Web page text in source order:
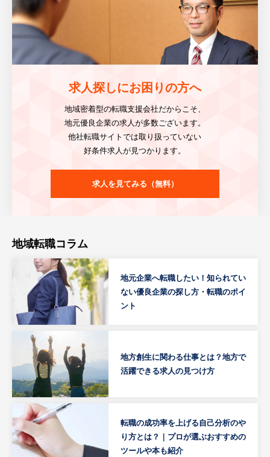
求人探しにお困りの方へ
地域密着型の転職支援会社だからこそ、
地元優良企業の求人が多数ございます。
他社転職サイトでは取り扱っていない
好条件求人が見つかります。
求人を見てみる（無料）
地域転職コラム
地元企業へ転職したい！知られてい
ない優良企業の探し方・転職のポイ
ント
地方創生に関わる仕事とは？地方で
活躍できる求人の見つけ方
転職の成功率を上げる自己分析のや
り方とは？｜プロが選ぶおすすめの
ツールや本も紹介